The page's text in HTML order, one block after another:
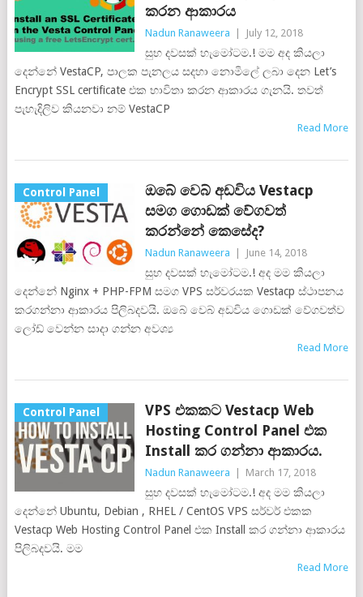
කරන ආකාරය
Nadun Ranaweera July 12, 2018
සුභ දවසක් හැමෝටම.! මම අද කියලා
දෙන්නේ VestaCP, පාලක පැනලය සදහා නොමිලේ ලබා දෙන Let’s
Encrypt SSL certificate එක භාවිතා කරන ආකාරය ගැනයි. තවත්
පැහැදිලිව කියනවා නම් VestaCP
Read More
Control Panel
ඔබේ වෙබ් අඩවිය Vestacp
සමග ගොඩක් වේගවත්
කරන්නේ කෙසේද?
Nadun Ranaweera June 14, 2018
සුභ දවසක් හැමෝටම.! අද මම කියලා
දෙන්නේ Nginx + PHP-FPM සමග VPS සර්වරයක Vestacp ස්ථාපනය
කරගන්නා ආකාරය පිලිබදවයි. ඔබේ වෙබ් අඩවිය ගොඩක් වේගවත්ව
ලෝඩ් වෙන්න සාදා ගන්න අවශ්‍ය
Read More
Control Panel
VPS එකකට Vestacp Web
Hosting Control Panel එක
Install කර ගන්නා ආකාරය.
Nadun Ranaweera March 17, 2018
සුභ දවසක් හැමෝටම.! අද මම කියලා
දෙන්නේ Ubuntu, Debian , RHEL / CentOS VPS සර්වර් එකක
Vestacp Web Hosting Control Panel එක Install කර ගන්නා ආකාරය
පිලිබදවයි. මම
Read More